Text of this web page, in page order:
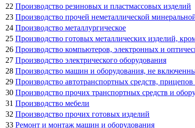
22 Производство резиновых и пластмассовых изделий
23 Производство прочей неметаллической
24 Производство металлургическое
25 Производство готовых металлических изделий,
26 Производство компьютеров, электронных и
27 Производство электрического оборудования
28 Производство машин и оборудования, не
29 Производство автотранспортных средств,
30 Производство прочих транспортных средств и
31 Производство мебели
32 Производство прочих готовых изделий
33 Ремонт и монтаж машин и оборудования